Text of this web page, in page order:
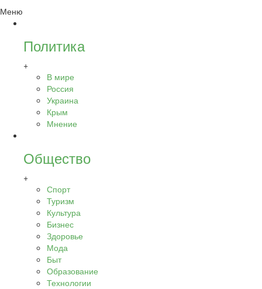
Меню
Политика
+
В мире
Россия
Украина
Крым
Мнение
Общество
+
Спорт
Туризм
Культура
Бизнес
Здоровье
Мода
Быт
Образование
Технологии